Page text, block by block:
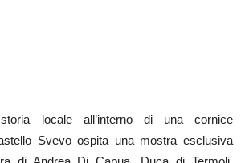
locale all’interno di una cornice
Svevo ospita una mostra esclusiva